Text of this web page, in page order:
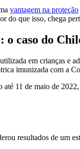
vantagem na proteção
do que isso, chega
o caso do
em crianças e
imunizada com a
até 11 de maio de
resultados de um